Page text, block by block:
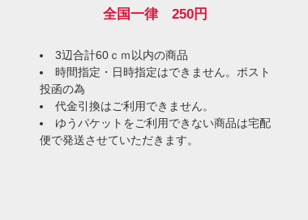
全国一律 250円
3辺合計60ｃｍ以内の商品
時間指定・日時指定はできません。ポスト
投函の為
代金引換はご利用できません。
ゆうパケットをご利用できない商品は宅配
便で発送させていただきます。